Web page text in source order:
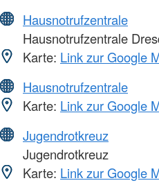
Hausnotrufzentrale
Hausnotrufzentrale
Karte: Link zur Google
Hausnotrufzentrale
Karte: Link zur Google
Jugendrotkreuz
Jugendrotkreuz
Karte: Link zur Google